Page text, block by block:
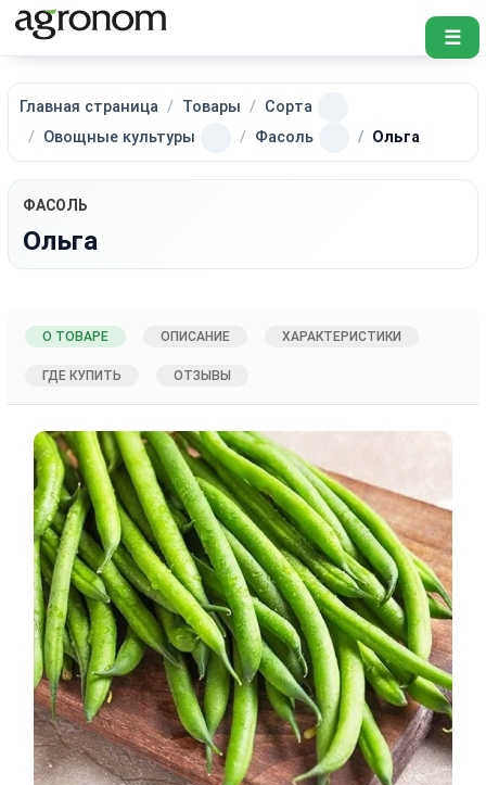
☰
Главная страница Товары
Сорта
Овощные культуры
Фасоль Ольга
ФАСОЛЬ
Ольга
О ТОВАРЕ ОПИСАНИЕ ХАРАКТЕРИСТИКИ
ГДЕ КУПИТЬ ОТЗЫВЫ